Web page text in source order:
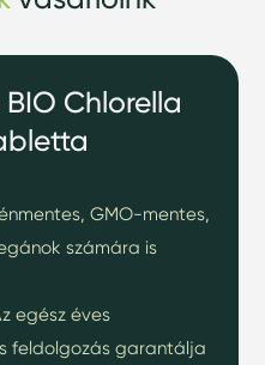
Chlorella
GMO-mentes,
számára is
egész éves
feldolgozás garantálja